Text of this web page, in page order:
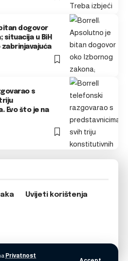
Privatnost
dogovor
situacija u BiH
zabrinjavajuća
s
Evo što je na
Uvijeti korištenja